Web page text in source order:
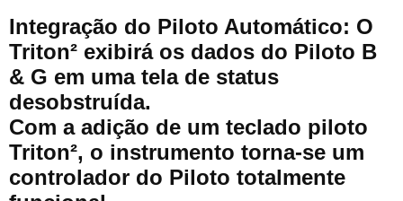
Integração do Piloto Automático: O
Triton² exibirá os dados do Piloto B
& G em uma tela de status
desobstruída.
Com a adição de um teclado piloto
Triton², o instrumento torna-se um
controlador do Piloto totalmente